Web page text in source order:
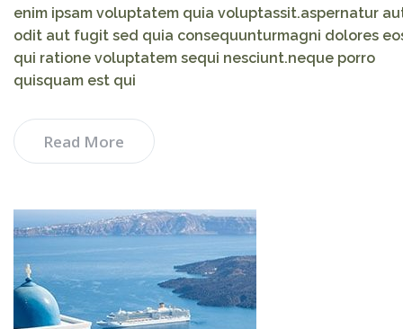
enim ipsam voluptatem quia voluptassit.aspernatur
odit aut fugit sed quia consequunturmagni dolores
qui ratione voluptatem sequi nesciunt.neque porro
quisquam est qui
Read More